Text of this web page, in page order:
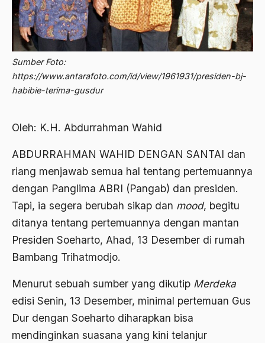
Sumber Foto:
https://www.antarafoto.com/id/view/1961931/presiden-bj-
habibie-terima-gusdur
Oleh: K.H. Abdurrahman Wahid
ABDURRAHMAN WAHID DENGAN SANTAI dan
riang menjawab semua hal tentang pertemuannya
dengan Panglima ABRI (Pangab) dan presiden.
Tapi, ia segera berubah sikap dan mood, begitu
ditanya tentang pertemuannya dengan mantan
Presiden Soeharto, Ahad, 13 Desember di rumah
Bambang Trihatmodjo.
Menurut sebuah sumber yang dikutip Merdeka
edisi Senin, 13 Desember, minimal pertemuan Gus
Dur dengan Soeharto diharapkan bisa
mendinginkan suasana yang kini telanjur
2012
2011
2010
2009
2007
2005
2004
2003
2002
2001
2000
1999
Abdi Masyarakat
abdul wahid hasyim
Abdullah Badawi
Abdullah Sungkar
Abdurrahman Addakhil
abdurrahman wahid
Abolisi
Aboulhasan Bani Sadr
abri
Abu AMrin Ibnu Alla'
Abu Bakar Ba’asyir
Abu Hanifah
abu jihad
Abu Sangkan